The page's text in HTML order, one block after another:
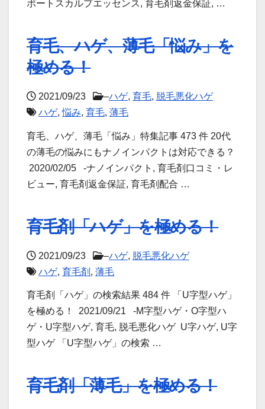
ポートスカルプエッセンス, 育毛剤返金保証, …
育毛、ハゲ、薄毛「悩み」を
極める！
2021/09/23 –ハゲ, 育毛, 脱毛悪化ハゲ
ハゲ,悩み, 育毛, 薄毛
育毛、ハゲ、薄毛「悩み」特集記事 473 件 20代
の薄毛の悩みにもナノインパクトは対応できる？
2020/02/05 -ナノインパクト, 育毛剤口コミ・レ
ビュー, 育毛剤返金保証, 育毛剤配合 …
育毛剤「ハゲ」を極める！
2021/09/23 –ハゲ, 脱毛悪化ハゲ
ハゲ, 育毛剤 , 薄毛
育毛剤「ハゲ」の検索結果 484 件 「U字型ハゲ」
を極める！ 2021/09/21 -M字型ハゲ・O字型ハ
ゲ・U字型ハゲ, 育毛, 脱毛悪化ハゲ U字ハゲ, U字
型ハゲ 「U字型ハゲ」の検索 …
育毛剤「薄毛」を極める！